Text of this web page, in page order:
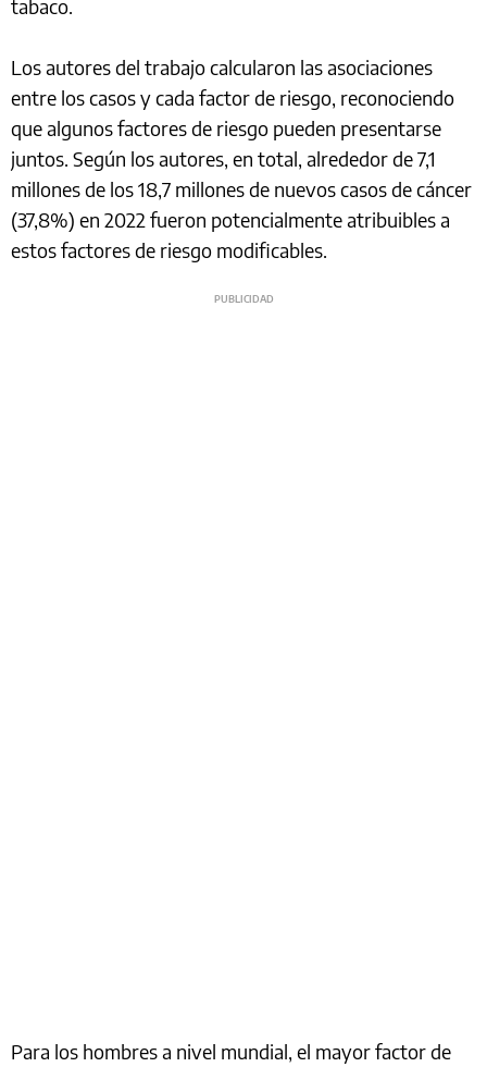
tabaco.
Los autores del trabajo calcularon las asociaciones
entre los casos y cada factor de riesgo, reconociendo
que algunos factores de riesgo pueden presentarse
juntos. Según los autores, en total, alrededor de 7,1
millones de los 18,7 millones de nuevos casos de cáncer
(37,8%) en 2022 fueron potencialmente atribuibles a
estos factores de riesgo modificables.
Para los hombres a nivel mundial, el mayor factor de